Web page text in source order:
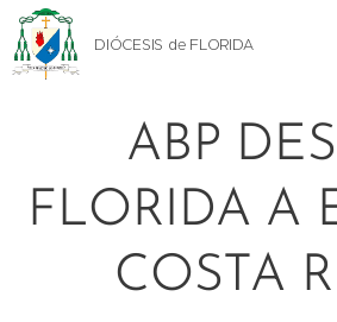
DIÓCESIS de FLORIDA
ABP
FLORIDA A
COSTA